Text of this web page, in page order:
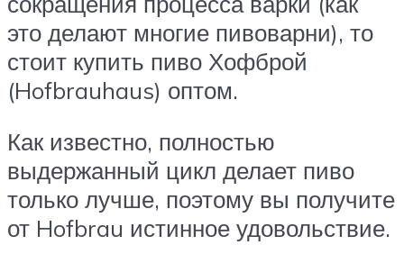
это делают многие пивоварни), то
стоит купить пиво Хофброй
(Hofbrauhaus) оптом.
Как известно, полностью
выдержанный цикл делает пиво
только лучше, поэтому вы получите
от Hofbrau истинное удовольствие.